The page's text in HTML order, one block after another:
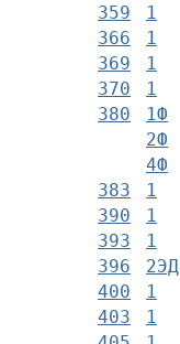
359
1
366
1
369
1
370
1
380
1Ф
2Ф
4Ф
383
1
390
1
393
1
396
2ЭД
400
1
403
1